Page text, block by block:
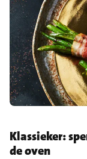
Klassieker:
de oven